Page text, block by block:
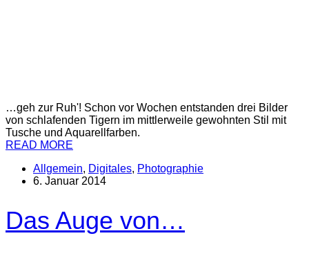
…geh zur Ruh'! Schon vor Wochen entstanden drei Bilder
von schlafenden Tigern im mittlerweile gewohnten Stil mit
Tusche und Aquarellfarben.
READ MORE
Allgemein, Digitales, Photographie
6. Januar 2014
Das Auge von…